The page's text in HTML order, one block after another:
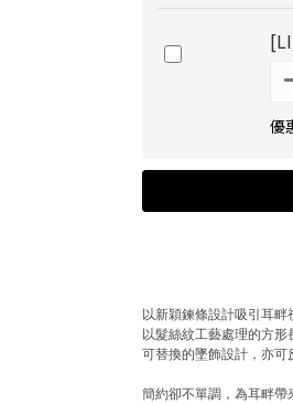
優
以新穎鍊條設計吸引耳畔
以髮絲紋工藝處理的方形
可替換的墜飾設計，亦可
簡約卻不單調，為耳畔帶